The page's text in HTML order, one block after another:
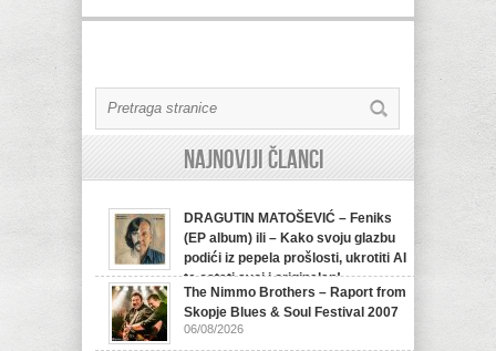
Najnoviji članci
DRAGUTIN MATOŠEVIĆ – Feniks
(EP album) ili – Kako svoju glazbu
podići iz pepela prošlosti, ukrotiti AI
te ostati svoj i originalan!
07/08/2026
The Nimmo Brothers – Raport from
Skopje Blues & Soul Festival 2007
06/08/2026